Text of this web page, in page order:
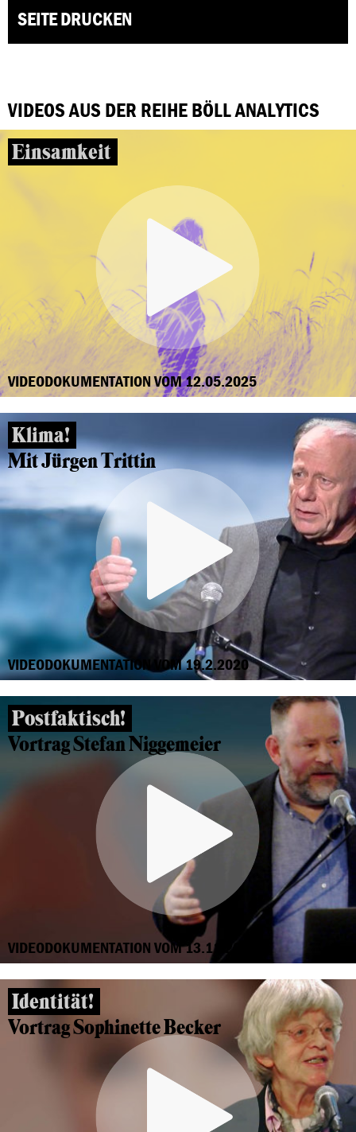
SEITE DRUCKEN
VIDEOS AUS DER REIHE BÖLL ANALYTICS
Einsamkeit
VIDEODOKUMENTATION VOM 12.05.2025
Klima!
Mit Jürgen Trittin
VIDEODOKUMENTATION VOM 19.2.2020
Postfaktisch!
Vortrag Stefan Niggemeier
VIDEODOKUMENTATION VOM 13.11.2018
Identität!
Vortrag Sophinette Becker